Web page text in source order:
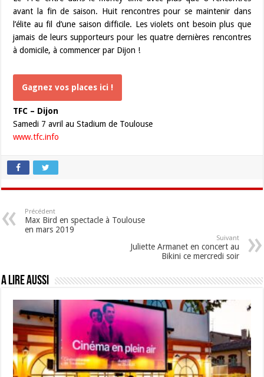
avant la fin de saison. Huit rencontres pour se maintenir dans
l’élite au fil d’une saison difficile. Les violets ont besoin plus que
jamais de leurs supporteurs pour les quatre dernières rencontres
à domicile, à commencer par Dijon !
Gagnez vos places ici !
TFC – Dijon
Samedi 7 avril au Stadium de Toulouse
www.tfc.info
Précédent
Max Bird en spectacle à Toulouse
en mars 2019
Suivant
Juliette Armanet en concert au
Bikini ce mercredi soir
A lire aussi